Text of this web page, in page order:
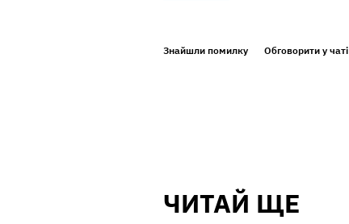
Знайшли помилку Обговорити у чаті
ЧИТАЙ ЩЕ